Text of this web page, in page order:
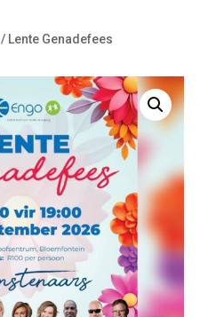
/ Lente Genadefees